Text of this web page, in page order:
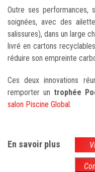
Outre ses performances,
soignées, avec des
salissures), dans un large
livré en cartons
réduire son empreinte
Ces deux innovations
remporter un trophée
salon Piscine Global.
En savoir plus